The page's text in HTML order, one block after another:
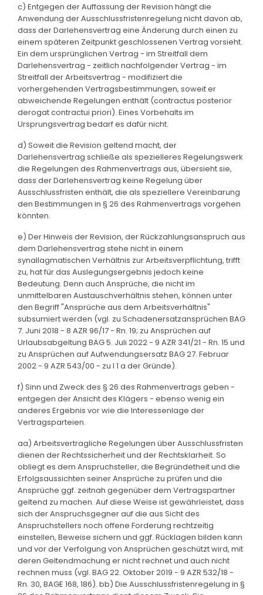
c) Entgegen der Auffassung der Revision hängt die
Anwendung der Ausschlussfristenregelung nicht davon ab,
dass der Darlehensvertrag eine Änderung durch einen zu
einem späteren Zeitpunkt geschlossenen Vertrag vorsieht.
Ein dem ursprünglichen Vertrag - im Streitfall dem
Darlehensvertrag - zeitlich nachfolgender Vertrag - im
Streitfall der Arbeitsvertrag - modifiziert die
vorhergehenden Vertragsbestimmungen, soweit er
abweichende Regelungen enthält (contractus posterior
derogat contractui priori). Eines Vorbehalts im
Ursprungsvertrag bedarf es dafür nicht.
d) Soweit die Revision geltend macht, der
Darlehensvertrag schließe als spezielleres Regelungswerk
die Regelungen des Rahmenvertrags aus, übersieht sie,
dass der Darlehensvertrag keine Regelung über
Ausschlussfristen enthält, die als speziellere Vereinbarung
den Bestimmungen in § 26 des Rahmenvertrags vorgehen
könnten.
e) Der Hinweis der Revision, der Rückzahlungsanspruch aus
dem Darlehensvertrag stehe nicht in einem
synallagmatischen Verhältnis zur Arbeitsverpflichtung, trifft
zu, hat für das Auslegungsergebnis jedoch keine
Bedeutung. Denn auch Ansprüche, die nicht im
unmittelbaren Austauschverhältnis stehen, können unter
den Begriff "Ansprüche aus dem Arbeitsverhältnis"
subsumiert werden (vgl. zu Schadenersatzansprüchen BAG
7. Juni 2018 - 8 AZR 96/17 - Rn. 19; zu Ansprüchen auf
Urlaubsabgeltung BAG 5. Juli 2022 - 9 AZR 341/21 - Rn. 15 und
zu Ansprüchen auf Aufwendungsersatz BAG 27. Februar
2002 - 9 AZR 543/00 - zu I 1 a der Gründe).
f) Sinn und Zweck des § 26 des Rahmenvertrags geben -
entgegen der Ansicht des Klägers - ebenso wenig ein
anderes Ergebnis vor wie die Interessenlage der
Vertragsparteien.
aa) Arbeitsvertragliche Regelungen über Ausschlussfristen
dienen der Rechtssicherheit und der Rechtsklarheit. So
obliegt es dem Anspruchsteller, die Begründetheit und die
Erfolgsaussichten seiner Ansprüche zu prüfen und die
Ansprüche ggf. zeitnah gegenüber dem Vertragspartner
geltend zu machen. Auf diese Weise ist gewährleistet, dass
sich der Anspruchsgegner auf die aus Sicht des
Anspruchstellers noch offene Forderung rechtzeitig
einstellen, Beweise sichern und ggf. Rücklagen bilden kann
und vor der Verfolgung von Ansprüchen geschützt wird, mit
deren Geltendmachung er nicht rechnet und auch nicht
rechnen muss (vgl. BAG 22. Oktober 2019 - 9 AZR 532/18 -
Rn. 30, BAGE 168, 186). bb) Die Ausschlussfristenregelung in §